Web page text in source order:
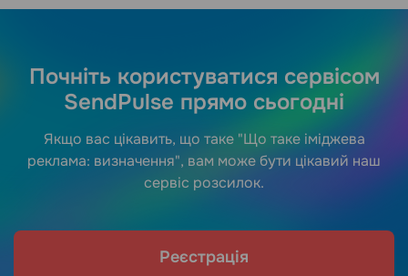
Почніть користуватися сервісом
SendPulse прямо сьогодні
Якщо вас цікавить, що таке "Що таке іміджева
реклама: визначення", вам може бути цікавий наш
сервіс розсилок.
Реєстрація